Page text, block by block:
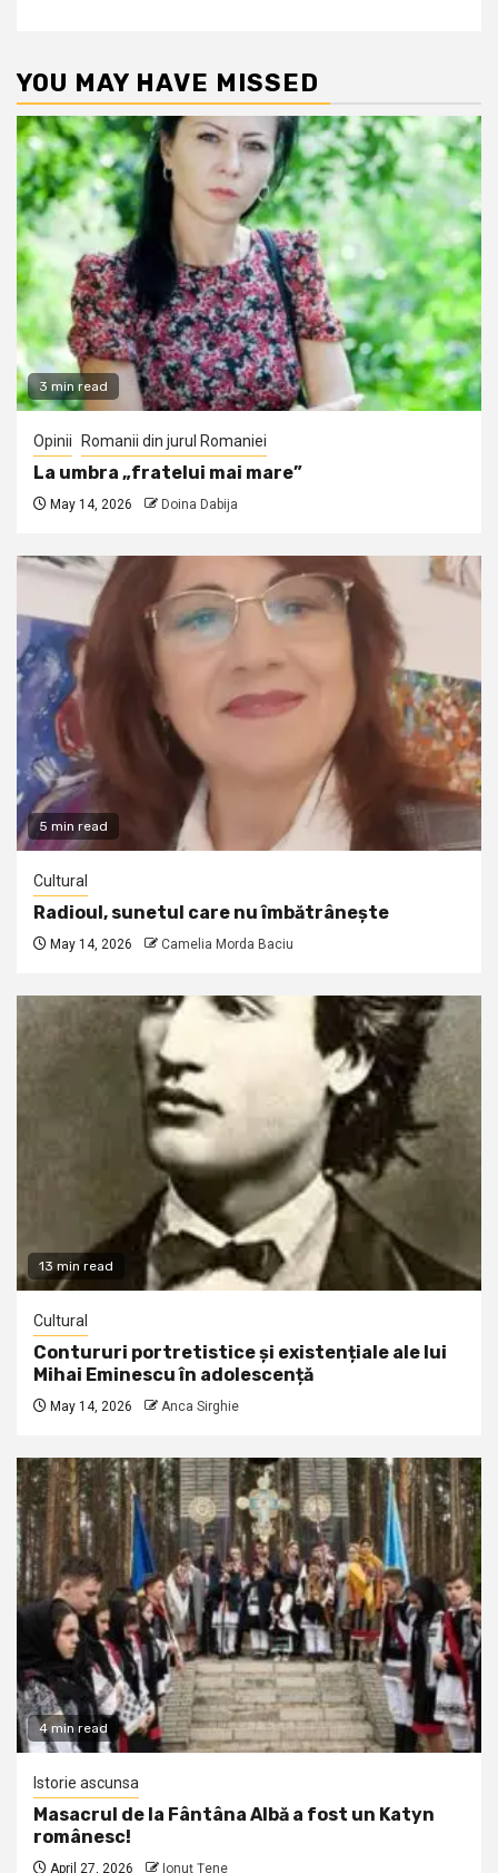
YOU MAY HAVE MISSED
3 min read
Opinii Romanii din jurul Romaniei
La umbra „fratelui mai mare”
May 14, 2026 Doina Dabija
5 min read
Cultural
Radioul, sunetul care nu îmbătrânește
May 14, 2026 Camelia Morda Baciu
13 min read
Cultural
Contururi portretistice și existențiale ale lui
Mihai Eminescu în adolescență
May 14, 2026 Anca Sirghie
4 min read
Istorie ascunsa
Masacrul de la Fântâna Albă a fost un Katyn
românesc!
April 27, 2026 Ionuţ Ţene